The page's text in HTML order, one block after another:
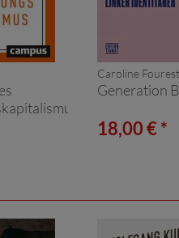
Caroline
Generation
18,00 € *